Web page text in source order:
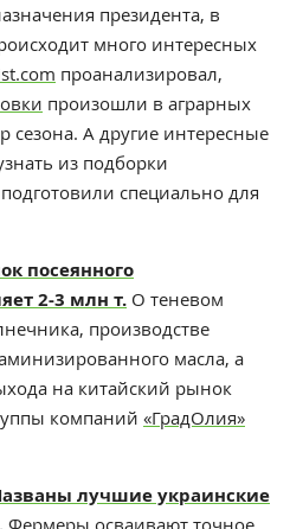
президента, в
много интересных
проанализировал,
произошли в аграрных
сезона. А другие интересные
из подборки
специально для
посеянного
2-3 млн т. О теневом
производстве
масла, а
на китайский рынок
компаний «ГрадОлия»
лучшие украинские
Фермеры осваивают точное